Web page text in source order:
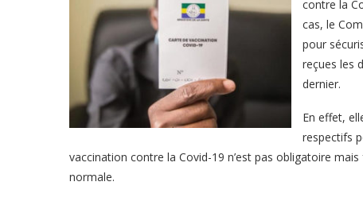
contre la
cas, le
pour
reçues les
dernier.
En effet,
respectifs
vaccination contre la Covid-19 n’est pas obligatoire
normale.